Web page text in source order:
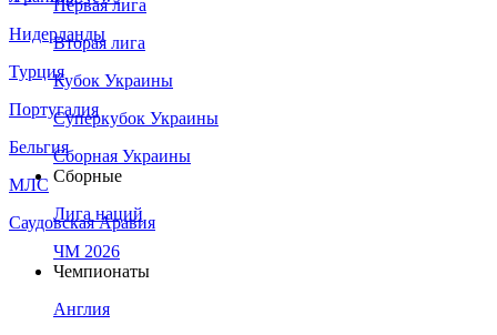
Нидерланды
Турция
Португалия
Бельгия
МЛС
Саудовская Аравия
Первая лига
Вторая лига
Кубок Украины
Суперкубок Украины
Сборная Украины
Сборные
Лига наций
ЧМ 2026
Чемпионаты
Англия